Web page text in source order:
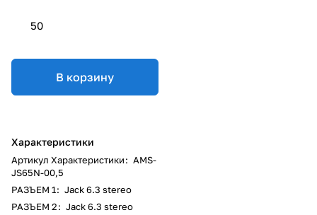
50
В корзину
Характеристики
Артикул Характеристики: AMS-
JS65N-00,5
РАЗЪЕМ 1: Jack 6.3 stereo
РАЗЪЕМ 2: Jack 6.3 stereo